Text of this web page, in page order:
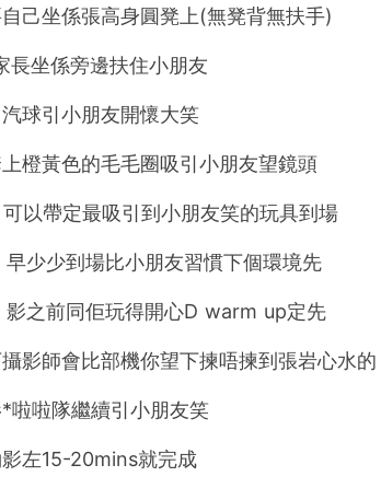
己坐係張高身圓凳上(無凳背無扶手)
長坐係旁邊扶住小朋友
球引小朋友開懷大笑
橙黃色的毛毛圈吸引小朋友望鏡頭
以帶定最吸引到小朋友笑的玩具到場
少少到場比小朋友習慣下個環境先
影之前同佢玩得開心D warm up定先
影師會比部機你望下揀唔揀到張岩心水的
啦啦隊繼續引小朋友笑
左15-20mins就完成